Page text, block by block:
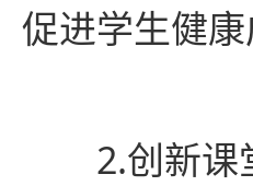
促进学生健康
2.创新课